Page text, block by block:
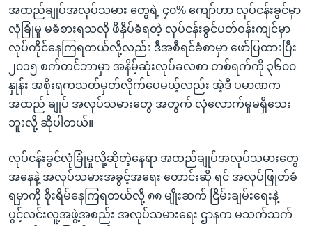
အထည်ချုပ်အလုပ်သမား တွေရဲ့ ၄၀% ကျော်ဟာ လုပ်ငန်းခွင်မှာ
လုံခြုံမှု မခံစားရသလို ဖိနှိပ်ခံရတဲ့ လုပ်ငန်းခွင်ပတ်ဝန်းကျင်မှာ
လုပ်ကိုင်နေကြရတယ်လို့လည်း ဒီအစီရင်ခံစာမှာ ဖော်ပြထားပြီး
၂၀၁၅ စက်တင်ဘာမှာ အနိမ့်ဆုံးလုပ်ခလစာ တစ်ရက်ကို ၃၆၀၀
နှုန်း အစိုးရကသတ်မှတ်လိုက်ပေမယ့်လည်း အဲ့ဒီ ပမာဏက
အထည် ချုပ် အလုပ်သမားတွေ အတွက် လုံလောက်မှုမရှိသေး
ဘူးလို့ ဆိုပါတယ်။
လုပ်ငန်းခွင်လုံခြုံမှုလို့ဆိုတဲ့နေရာ အထည်ချုပ်အလုပ်သမားတွေ
အနေနဲ့ အလုပ်သမားအခွင့်အရေး တောင်းဆို ရင် အလုပ်ဖြုတ်ခံ
ရမှာကို စိုးရိမ်နေကြရတယ်လို့ ၈၈ မျိုးဆက် ငြိမ်းချမ်းရေးနဲ့
ပွင့်လင်းလူ့အဖွဲ့အစည်း အလုပ်သမားရေး ဌာနက မသက်သက်